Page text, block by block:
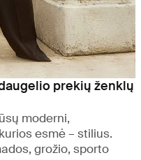
prekių ženklų
moderni,
esmė – stilius.
grožio, sporto